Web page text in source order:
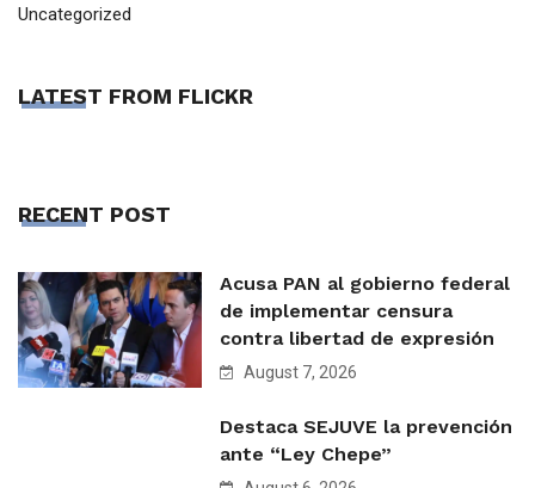
Uncategorized
LATEST FROM FLICKR
RECENT POST
Acusa PAN al gobierno federal
de implementar censura
contra libertad de expresión
August 7, 2026
Destaca SEJUVE la prevención
ante “Ley Chepe”